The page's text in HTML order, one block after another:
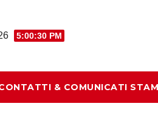
5:00:31 PM
& COMUNICATI